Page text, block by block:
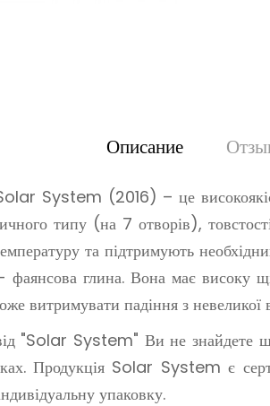
Описание
System (2016) – це
типу (на 7 отворів),
та підтримують
глина. Вона має високу
витримувати падіння з невеликої
"Solar System" Ви не знайдете
Продукція Solar System є
упаковку.